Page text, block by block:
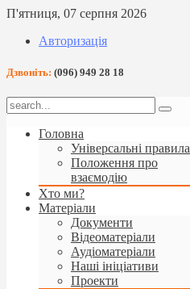
П'ятниця, 07 серпня 2026
Авторизація
Дзвоніть: (096) 949 28 18
Головна
Універсальні правила
Положення про
взаємодію
Хто ми?
Матеріали
Документи
Відеоматеріали
Аудіоматеріали
Наші ініціативи
Проекти